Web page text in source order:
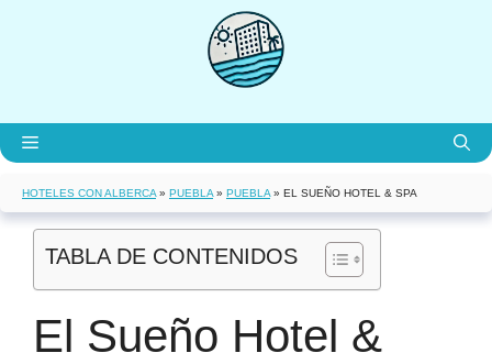
Menú
HOTELES CON ALBERCA » PUEBLA » PUEBLA » EL SUEÑO HOTEL & SPA
TABLA DE CONTENIDOS
El Sueño Hotel &